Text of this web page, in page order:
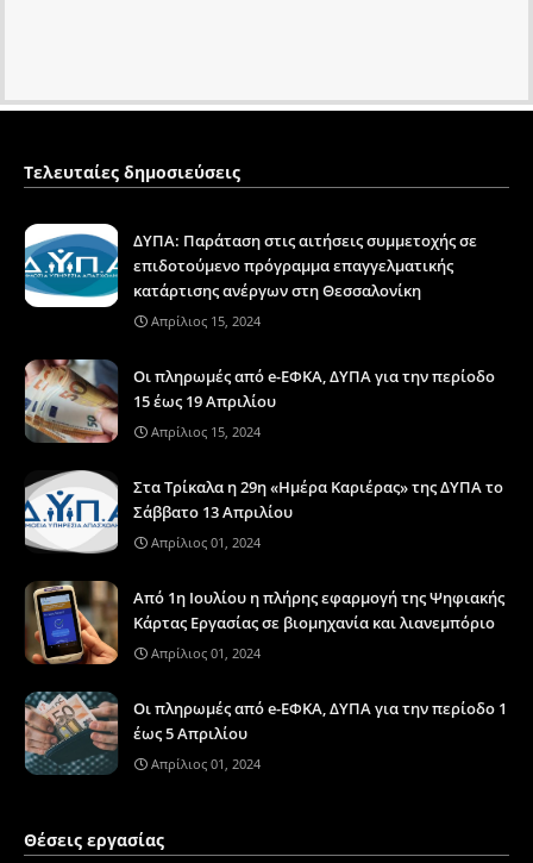
Τελευταίες δημοσιεύσεις
ΔΥΠΑ: Παράταση στις αιτήσεις συμμετοχής σε
επιδοτούμενο πρόγραμμα επαγγελματικής
κατάρτισης ανέργων στη Θεσσαλονίκη
Απρίλιος 15, 2024
Οι πληρωμές από e-ΕΦΚΑ, ΔΥΠΑ για την περίοδο
15 έως 19 Απριλίου
Απρίλιος 15, 2024
Στα Τρίκαλα η 29η «Ημέρα Καριέρας» της ΔΥΠΑ το
Σάββατο 13 Απριλίου
Απρίλιος 01, 2024
Από 1η Ιουλίου η πλήρης εφαρμογή της Ψηφιακής
Κάρτας Εργασίας σε βιομηχανία και λιανεμπόριο
Απρίλιος 01, 2024
Οι πληρωμές από e-ΕΦΚΑ, ΔΥΠΑ για την περίοδο 1
έως 5 Απριλίου
Απρίλιος 01, 2024
Θέσεις εργασίας